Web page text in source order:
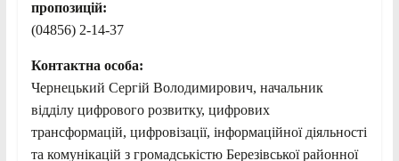
пропозицій:
(04856) 2-14-37
Контактна особа:
Чернецький Сергій Володимирович, начальник
відділу цифрового розвитку, цифрових
трансформацій, цифровізації, інформаційної діяльності
та комунікацій з громадськістю Березівської районної